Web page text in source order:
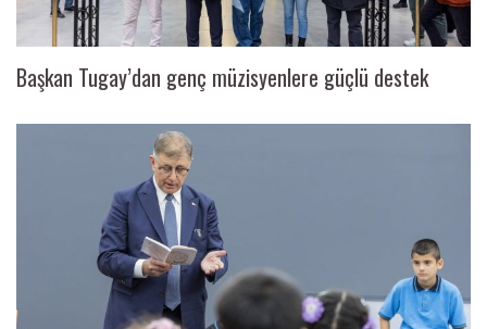
Başkan Tugay’dan genç müzisyenlere güçlü destek